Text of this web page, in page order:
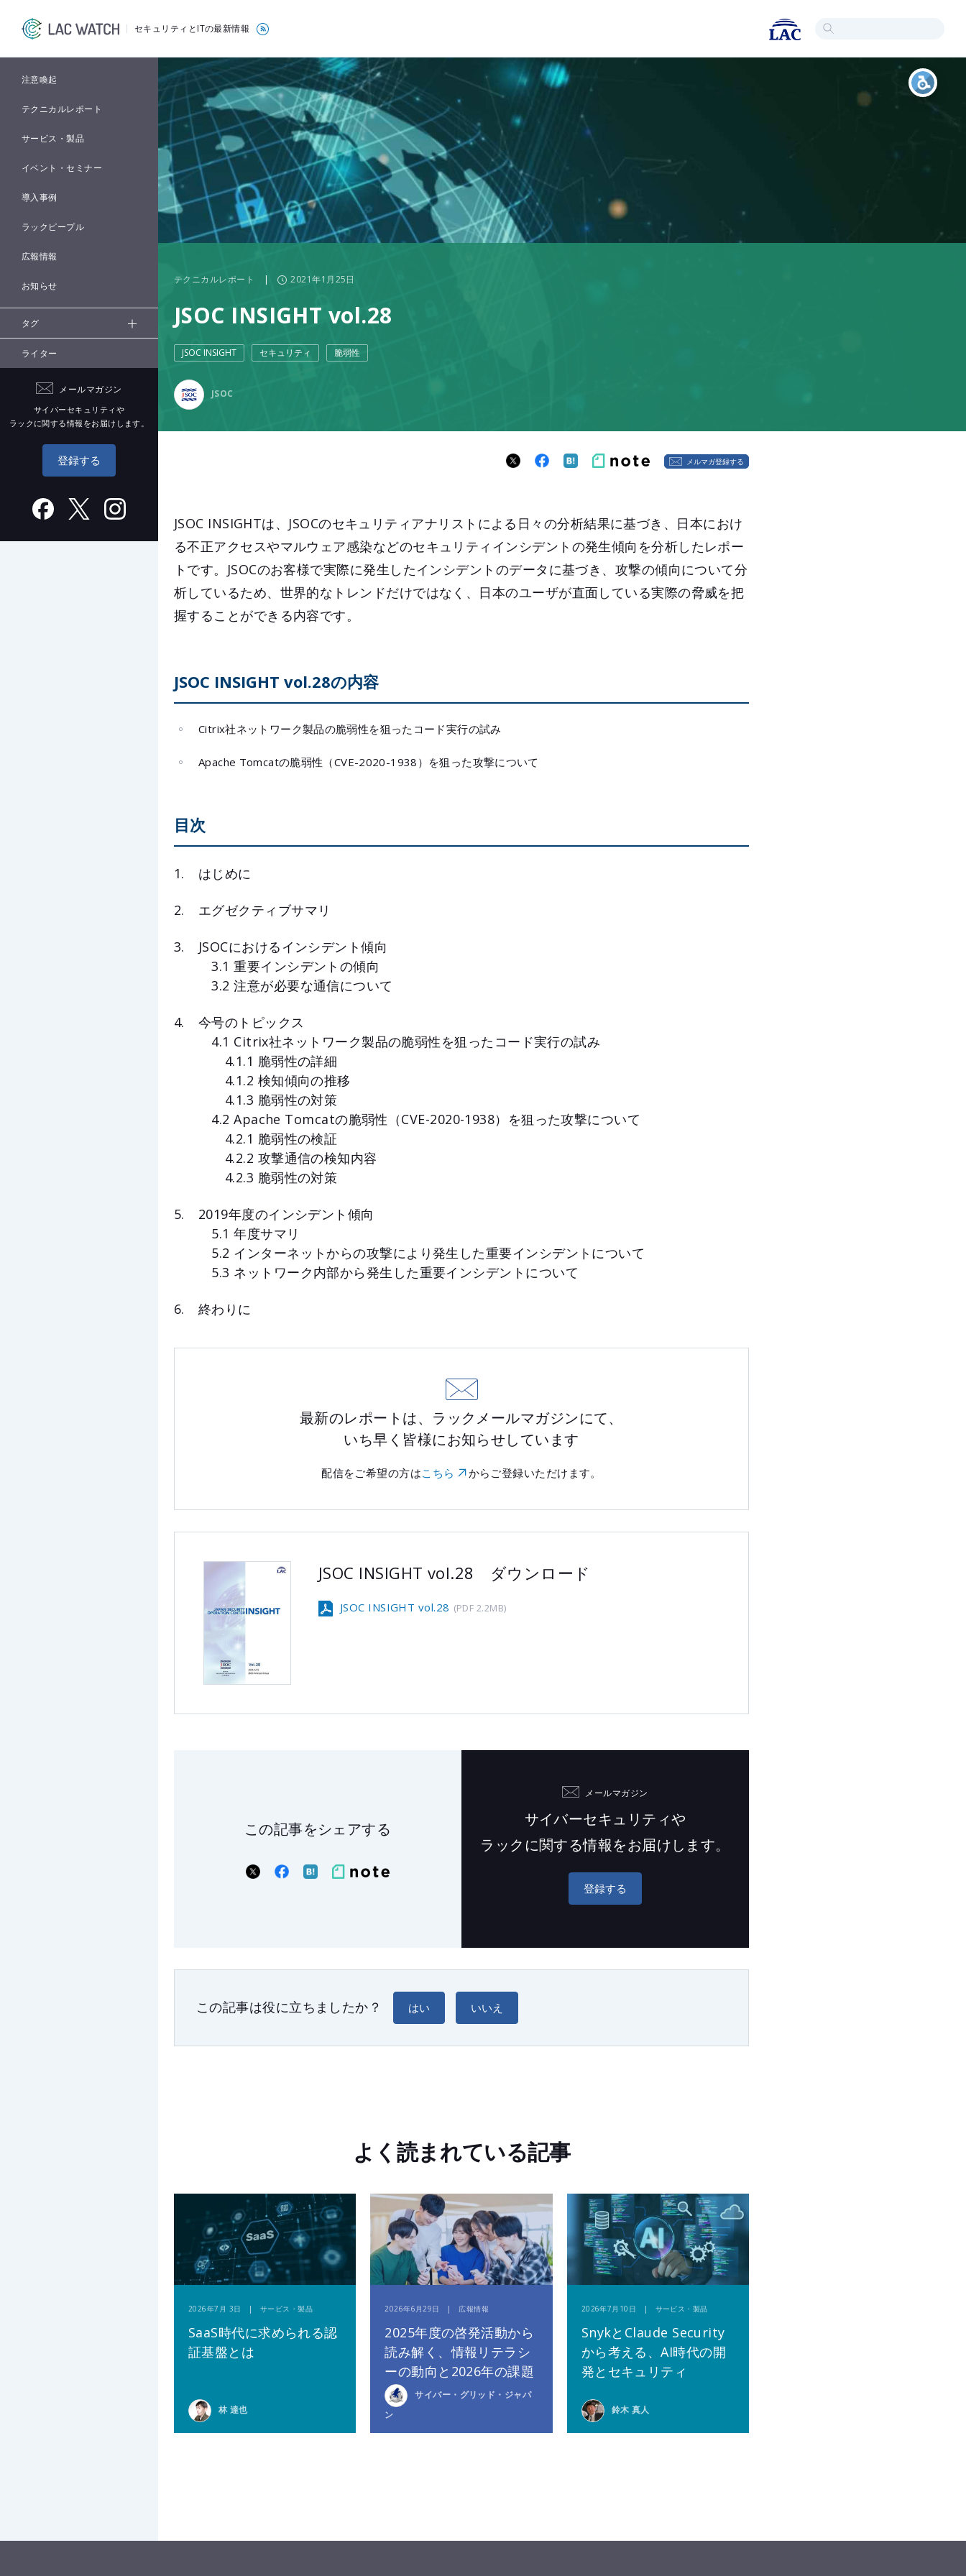
セキュリティとITの最新情報
注意喚起
テクニカルレポート
サービス・製品
イベント・セミナー
導入事例
ラックピープル
広報情報
お知らせ
タグ
ライター
メールマガジン
サイバーセキュリティや
ラックに関する情報をお届けします。
登録する
テクニカルレポート | 2021年1月25日
JSOC INSIGHT vol.28
JSOC INSIGHT セキュリティ 脆弱性
JSOC
メルマガ登録する
JSOC INSIGHTは、JSOCのセキュリティアナリストによる日々の分析結果に基づき、日本におけ
る不正アクセスやマルウェア感染などのセキュリティインシデントの発生傾向を分析したレポー
トです。JSOCのお客様で実際に発生したインシデントのデータに基づき、攻撃の傾向について分
析しているため、世界的なトレンドだけではなく、日本のユーザが直面している実際の脅威を把
握することができる内容です。
JSOC INSIGHT vol.28の内容
Citrix社ネットワーク製品の脆弱性を狙ったコード実行の試み
Apache Tomcatの脆弱性（CVE-2020-1938）を狙った攻撃について
目次
はじめに
エグゼクティブサマリ
JSOCにおけるインシデント傾向
3.1 重要インシデントの傾向
3.2 注意が必要な通信について
今号のトピックス
4.1 Citrix社ネットワーク製品の脆弱性を狙ったコード実行の試み
4.1.1 脆弱性の詳細
4.1.2 検知傾向の推移
4.1.3 脆弱性の対策
4.2 Apache Tomcatの脆弱性（CVE-2020-1938）を狙った攻撃について
4.2.1 脆弱性の検証
4.2.2 攻撃通信の検知内容
4.2.3 脆弱性の対策
2019年度のインシデント傾向
5.1 年度サマリ
5.2 インターネットからの攻撃により発生した重要インシデントについて
5.3 ネットワーク内部から発生した重要インシデントについて
終わりに
最新のレポートは、ラックメールマガジンにて、
いち早く皆様にお知らせしています
配信をご希望の方はこちら からご登録いただけます。
JSOC INSIGHT vol.28 ダウンロード
JSOC INSIGHT vol.28 (PDF 2.2MB)
この記事をシェアする
メールマガジン
サイバーセキュリティや
ラックに関する情報をお届けします。
登録する
この記事は役に立ちましたか？ はい いいえ
よく読まれている記事
2026年7月 3日 | サービス・製品
SaaS時代に求められる認
証基盤とは
林 達也
2026年6月29日 | 広報情報
2025年度の啓発活動から
読み解く、情報リテラシ
ーの動向と2026年の課題
サイバー・グリッド・ジャパ
ン
2026年7月10日 | サービス・製品
SnykとClaude Security
から考える、AI時代の開
発とセキュリティ
鈴木 真人